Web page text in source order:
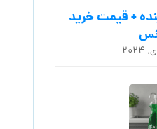
+ قیمت خرید